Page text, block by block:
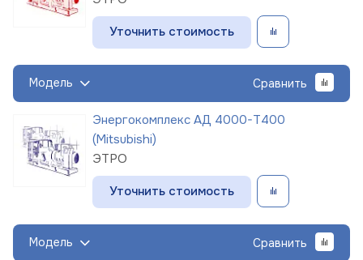
Уточнить стоимость
Модель Сравнить
Энергокомплекс АД 4000-Т400
(Mitsubishi)
ЭТРО
Уточнить стоимость
Модель Сравнить